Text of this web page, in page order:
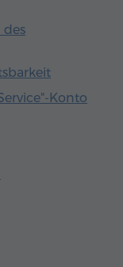
Konto